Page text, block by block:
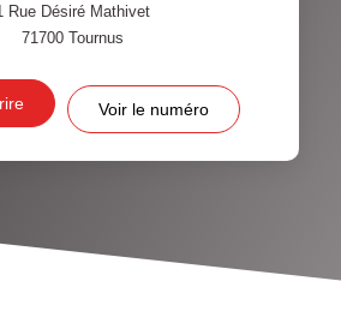
Rue Désiré Mathivet
71700 Tournus
Voir le numéro